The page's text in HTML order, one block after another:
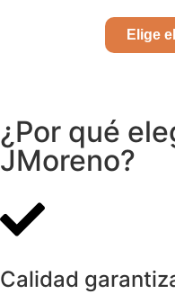
Elige
¿Por qué
JMoreno?
Calidad